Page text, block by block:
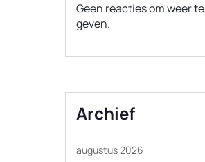
Geen reacties om weer te
geven.
Archief
augustus 2026